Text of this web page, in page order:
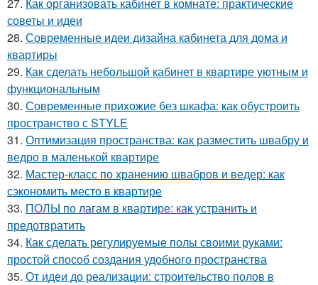
советы и идеи
28. Современные идеи дизайна кабинета для дома и
квартиры
29. Как сделать небольшой кабинет в квартире уютным и
функциональным
30. Современные прихожие без шкафа: как обустроить
пространство с STYLE
31. Оптимизация пространства: как разместить швабру и
ведро в маленькой квартире
32. Мастер-класс по хранению швабров и ведер: как
сэкономить место в квартире
33. ПОЛЫ по лагам в квартире: как устранить и
предотвратить
34. Как сделать регулируемые полы своими руками:
простой способ создания удобного пространства
35. От идеи до реализации: строительство полов в